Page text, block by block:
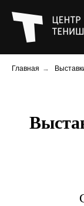
Главная →